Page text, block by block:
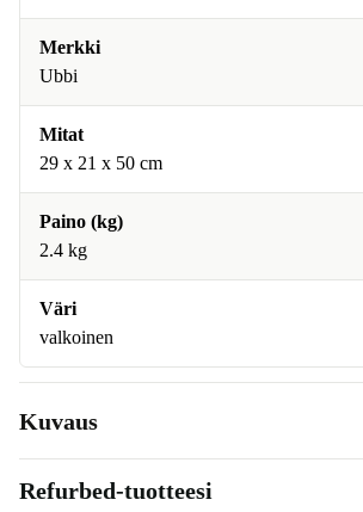
Merkki
Ubbi
Mitat
29 x 21 x 50 cm
Paino (kg)
2.4 kg
Väri
valkoinen
Kuvaus
Refurbed-tuotteesi